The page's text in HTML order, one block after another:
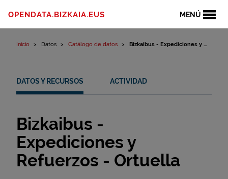
MENÚ
OPENDATA.BIZKAIA.EUS
Inicio Datos Catálogo de datos Bizkaibus - Expediciones y ...
DATOS Y RECURSOS ACTIVIDAD
Bizkaibus -
Expediciones y
Refuerzos - Ortuella